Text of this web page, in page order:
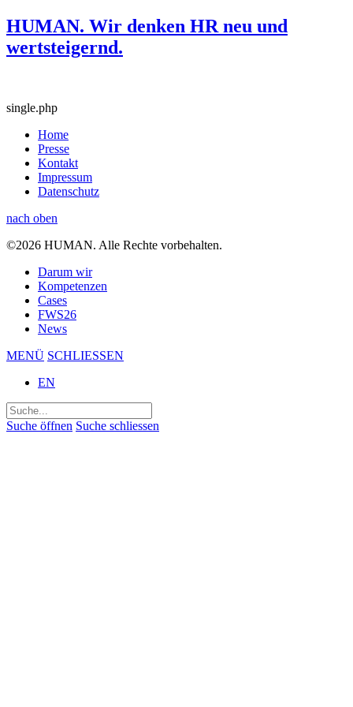
HUMAN. Wir denken HR neu und
wertsteigernd.
single.php
Home
Presse
Kontakt
Impressum
Datenschutz
nach oben
©2026 HUMAN. Alle Rechte vorbehalten.
Darum wir
Kompetenzen
Cases
FWS26
News
MENÜ SCHLIESSEN
EN
Suchen
nach:
Suche öffnen Suche schliessen